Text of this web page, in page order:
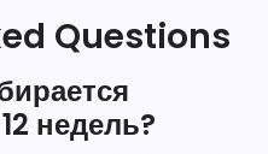
Questions
недель?